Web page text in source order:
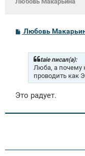
С
Любовь
taie писал(а):
Люба, а почему
проводить как
Это радует.